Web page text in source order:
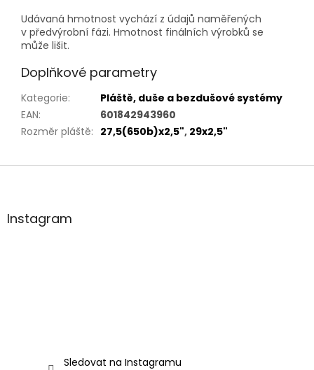
Udávaná hmotnost vychází z údajů naměřených
v předvýrobní fázi. Hmotnost finálních výrobků se
může lišit.
Doplňkové parametry
Kategorie:
Pláště, duše a bezdušové systémy
EAN:
601842943960
Rozměr pláště: 27,5(650b)x2,5", 29x2,5"
Z
aInstagram
Sledovat na Instagramu